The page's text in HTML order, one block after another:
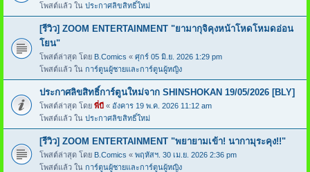
โพสต์แล้ว ใน ประกาศลิขสิทธิ์ใหม่
[รีวิว] ZOOM ENTERTAINMENT "ยามากุจิคุงหน้าโหดโหมดอ่อน
โยน"
โพสต์ล่าสุด โดย B.Comics « ศุกร์ 05 มิ.ย. 2026 1:29 pm
โพสต์แล้ว ใน การ์ตูนผู้ชายและการ์ตูนผู้หญิง
ประกาศลิขสิทธิ์การ์ตูนใหม่จาก SHINSHOKAN 19/05/2026 [BLY]
โพสต์ล่าสุด โดย พี่บี « อังคาร 19 พ.ค. 2026 11:12 am
โพสต์แล้ว ใน ประกาศลิขสิทธิ์ใหม่
[รีวิว] ZOOM ENTERTAINMENT "พยายามเข้า! นากามุระคุง!!"
โพสต์ล่าสุด โดย B.Comics « พฤหัสฯ. 30 เม.ย. 2026 2:36 pm
โพสต์แล้ว ใน การ์ตูนผู้ชายและการ์ตูนผู้หญิง